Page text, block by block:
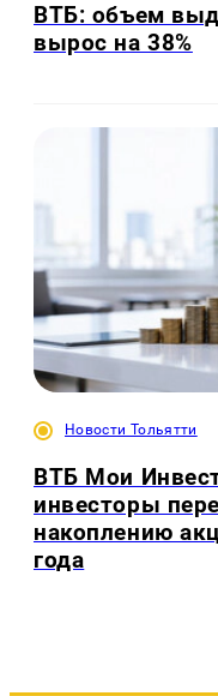
ВТБ: объем
вырос на 38%
Новости Тольятти
ВТБ Мои
инвесторы
накоплению
года